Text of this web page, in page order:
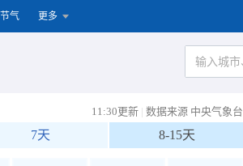
节气 更多
11:30更新 | 数据来源 中央气象台
7天 8-15天